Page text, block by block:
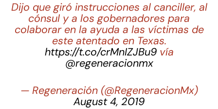
Dijo que giró instrucciones al canciller, al
cónsul y a los gobernadores para
colaborar en la ayuda a las víctimas de
este atentado en Texas.
https://t.co/crMnIZJBu9vía
@regeneracionmx
— Regeneración (@RegeneracionMx)
August 4, 2019